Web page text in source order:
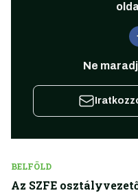
Ne
BELFÖLD
Az SZFE